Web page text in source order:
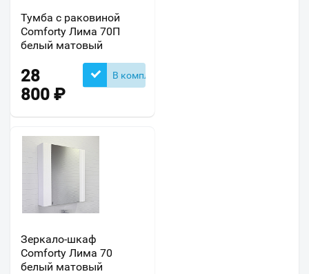
Тумба с раковиной
Comforty Лима 70П
белый матовый
28
800 ₽
В комплекте
Зеркало-шкаф
Comforty Лима 70
белый матовый